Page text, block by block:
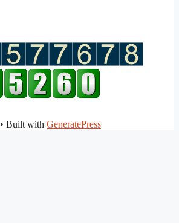
• Built with GeneratePress